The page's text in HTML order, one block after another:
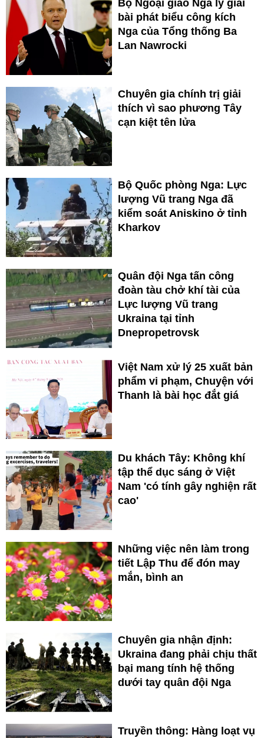
Bộ Ngoại giao Nga lý giải
bài phát biểu công kích
Nga của Tổng thống Ba
Lan Nawrocki
Chuyên gia chính trị giải
thích vì sao phương Tây
cạn kiệt tên lửa
Bộ Quốc phòng Nga: Lực
lượng Vũ trang Nga đã
kiểm soát Aniskino ở tỉnh
Kharkov
Quân đội Nga tấn công
đoàn tàu chở khí tài của
Lực lượng Vũ trang
Ukraina tại tỉnh
Dnepropetrovsk
Việt Nam xử lý 25 xuất bản
phẩm vi phạm, Chuyện với
Thanh là bài học đắt giá
Du khách Tây: Không khí
tập thể dục sáng ở Việt
Nam 'có tính gây nghiện rất
cao'
Những việc nên làm trong
tiết Lập Thu để đón may
mắn, bình an
Chuyên gia nhận định:
Ukraina đang phải chịu thất
bại mang tính hệ thống
dưới tay quân đội Nga
Truyền thông: Hàng loạt vụ